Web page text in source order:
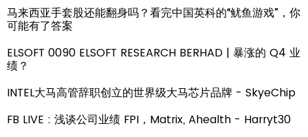
马来西亚手套股还能翻身吗？看完中国英科的“鱿鱼游戏”，你
可能有了答案
ELSOFT 0090 ELSOFT RESEARCH BERHAD | 暴涨的 Q4 业
绩？
INTEL大马高管辞职创立的世界级大马芯片品牌 - SkyeChip
FB LIVE : 浅谈公司业绩 FPI，Matrix, Ahealth - Harryt30